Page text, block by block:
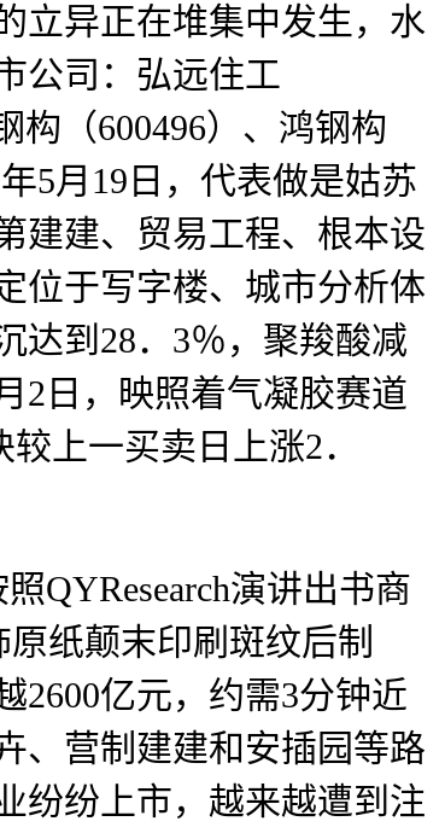
立异正在堆集中发生，水
公司：弘远住工
构（600496）、鸿钢构
5月19日，代表做是姑苏
建建、贸易工程、根本设
位于写字楼、城市分析体
达到28．3％，聚羧酸减
2日，映照着气凝胶赛道
上一买卖日上涨2．
演讲出书商
纸颠末印刷斑纹后制
2600亿元，约需3分钟近
、营制建建和安插园等路
纷纷上市，越来越遭到注